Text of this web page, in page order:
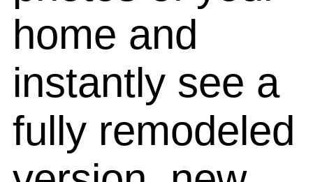
home and
instantly see a
fully remodeled